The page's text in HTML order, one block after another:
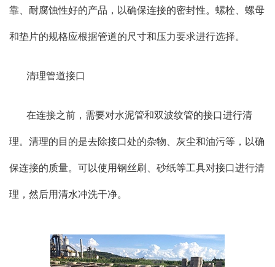
靠、耐腐蚀性好的产品，以确保连接的密封性。螺栓、螺母
和垫片的规格应根据管道的尺寸和压力要求进行选择。
清理管道接口
在连接之前，需要对水泥管和双波纹管的接口进行清
理。清理的目的是去除接口处的杂物、灰尘和油污等，以确
保连接的质量。可以使用钢丝刷、砂纸等工具对接口进行清
理，然后用清水冲洗干净。